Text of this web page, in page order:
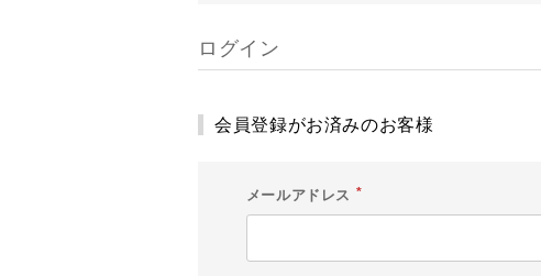
ログイン
会員登録がお済みのお客様
メールアドレス